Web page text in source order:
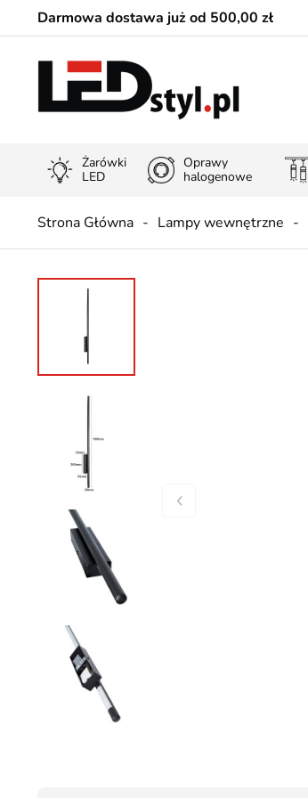
Darmowa dostawa już od 500,00 zł
Żarówki
LED
Oprawy
halogenowe
Strona Główna Lampy wewnętrzne